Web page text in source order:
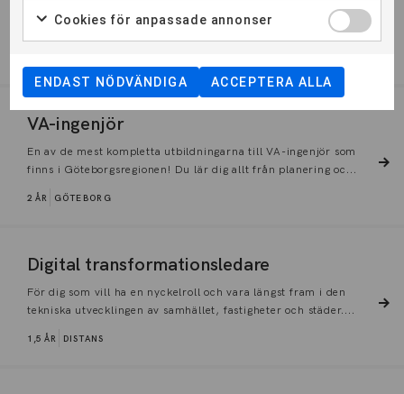
behandla ansökningar om bygglov och säkerställer att
VA-ingenjör
En av de mest kompletta utbildningarna till VA-ingenjör som
finns i Göteborgsregionen! Du lär dig allt från planering oc...
2 ÅR GÖTEBORG
Digital transformationsledare
För dig som vill ha en nyckelroll och vara längst fram i den
tekniska utvecklingen av samhället, fastigheter och städer....
1,5 ÅR DISTANS
Cookies för anpassade annonser
ENDAST NÖDVÄNDIGA ACCEPTERA ALLA